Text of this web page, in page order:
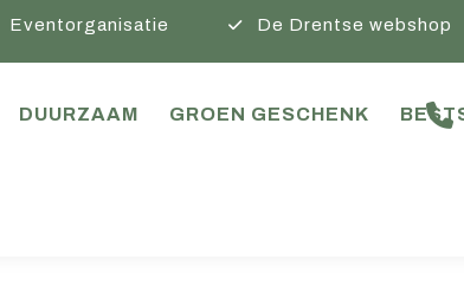
Eventorganisatie De Drentse webshop
DUURZAAM GROEN GESCHENK